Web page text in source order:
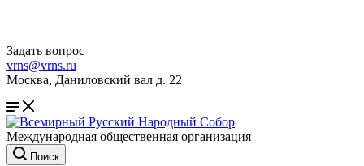
Задать вопрос
vrns@vrns.ru
Москва, Даниловский вал д. 22
Международная общественная организация
Поиск